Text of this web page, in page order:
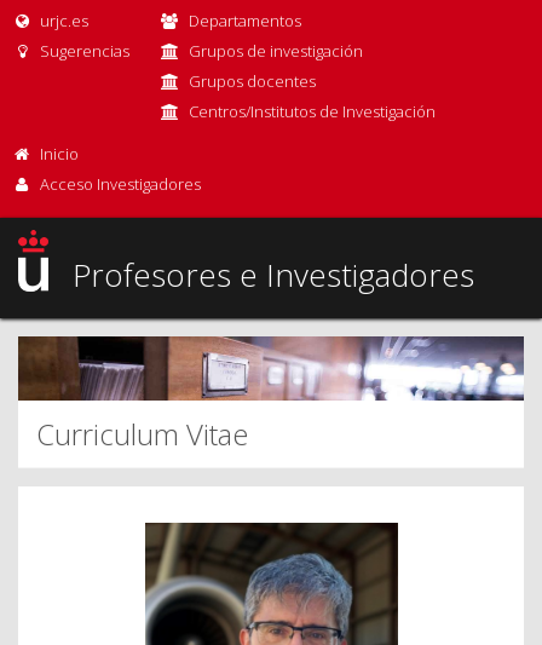
urjc.es
Sugerencias
Departamentos
Grupos de investigación
Grupos docentes
Centros/Institutos de Investigación
Inicio
Acceso Investigadores
Profesores e Investigadores
Curriculum Vitae